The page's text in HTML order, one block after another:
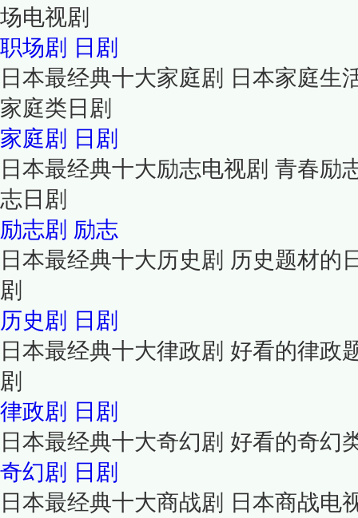
场电视剧
职场剧
日剧
日本最经典十大家庭剧 日本家庭生
家庭类日剧
家庭剧
日剧
日本最经典十大励志电视剧 青春励
志日剧
励志剧 励志
日本最经典十大历史剧 历史题材的
剧
历史剧
日剧
日本最经典十大律政剧 好看的律政
剧
律政剧
日剧
日本最经典十大奇幻剧 好看的奇幻
奇幻剧
日剧
日本最经典十大商战剧 日本商战电